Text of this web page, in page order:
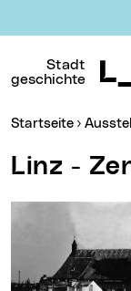
Stadt
geschichte
Sie sind hier:
Startseite
Linz -